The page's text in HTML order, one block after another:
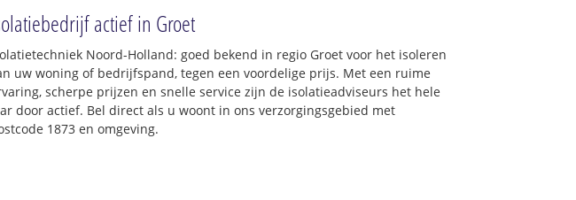
actief in Groet
Noord-Holland: goed bekend in regio Groet voor het isoleren
uw woning of bedrijfspand, tegen een voordelige prijs. Met een ruime
scherpe prijzen en snelle service zijn de isolatieadviseurs het hele
door actief. Bel direct als u woont in ons verzorgingsgebied met
1873 en omgeving.